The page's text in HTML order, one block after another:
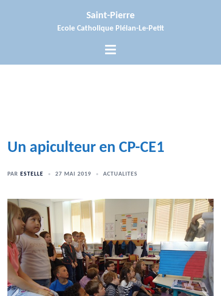
Saint-Pierre
Ecole Catholique Plélan-Le-Petit
Ouvrir/fermer
Un apiculteur en CP-CE1
PAR ESTELLE 27 MAI 2019 ACTUALITES